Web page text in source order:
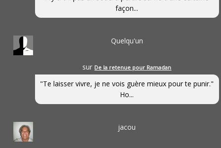
façon...
Quelqu'un
sur De la retenue pour Ramadan
"Te laisser vivre, je ne vois guère mieux pour te punir."
Ho...
jacou